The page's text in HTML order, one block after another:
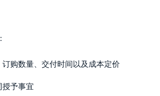
购数量、交付时间以及成本定价
授予事宜